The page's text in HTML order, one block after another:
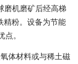
磨机磨矿后经高梯
精粉。设备为节能
点。
体材料或与稀土磁